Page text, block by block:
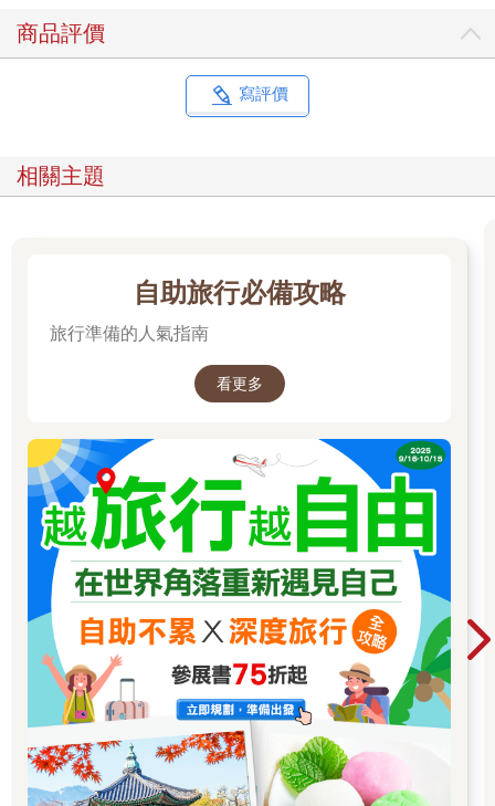
商品評價
寫評價
相關主題
自助旅行必備攻略
旅行準備的人氣指南
看更多